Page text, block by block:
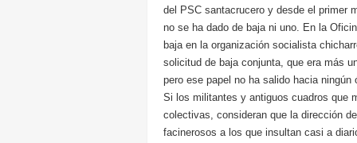
del PSC santacrucero y desde el primer
no se ha dado de baja ni uno. En la
baja en la organización socialista
solicitud de baja conjunta, que era más
pero ese papel no ha salido hacia
Si los militantes y antiguos cuadros que
colectivas, consideran que la dirección
facinerosos a los que insultan casi a